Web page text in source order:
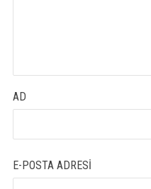
AD
E-POSTA ADRESI